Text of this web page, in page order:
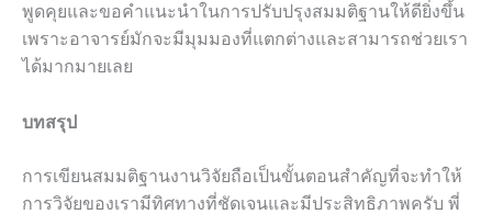
พูดคุยและขอคำแนะนำในการปรับปรุงสมมติฐานให้ดียิ่งขึ้น
เพราะอาจารย์มักจะมีมุมมองที่แตกต่างและสามารถช่วยเรา
ได้มากมายเลย
บทสรุป
การเขียนสมมติฐานงานวิจัยถือเป็นขั้นตอนสำคัญที่จะทำให้
การวิจัยของเรามีทิศทางที่ชัดเจนและมีประสิทธิภาพครับ พี่